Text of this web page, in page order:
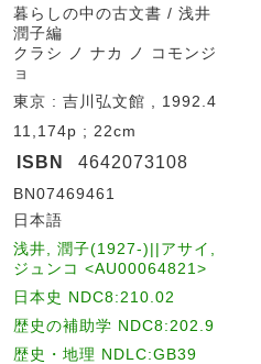
暮らしの中の古文書 / 浅井
潤子編
クラシ ノ ナカ ノ コモンジ
ョ
東京 : 吉川弘文館 , 1992.4
11,174p ; 22cm
ISBN 4642073108
BN07469461
日本語
浅井, 潤子(1927-)||アサイ,
ジュンコ <AU00064821>
日本史 NDC8:210.02
歴史の補助学 NDC8:202.9
歴史・地理 NDLC:GB39